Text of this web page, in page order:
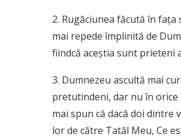
2. Rugăciunea făcută în
mai repede împlinită de
fiindcă aceştia sunt prieteni
3. Dumnezeu ascultă mai
pretutindeni, dar nu în orice
mai spun că dacă doi dintre
lor de către Tatăl Meu, Ce